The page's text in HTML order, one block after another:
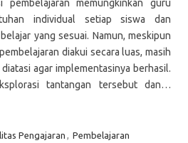
pembelajaran memungkinkan guru
individual setiap siswa dan
yang sesuai. Namun, meskipun
diakui secara luas, masih
agar implementasinya berhasil.
tantangan tersebut dan…
Pengajaran , Pembelajaran